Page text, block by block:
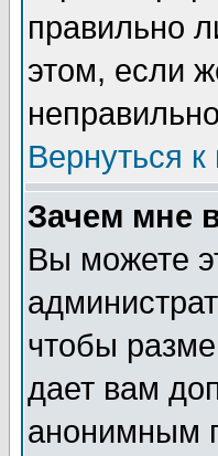
правильно
этом, если
Вернуться к
Зачем мне
Вы можете
чтобы
дает вам
анонимным